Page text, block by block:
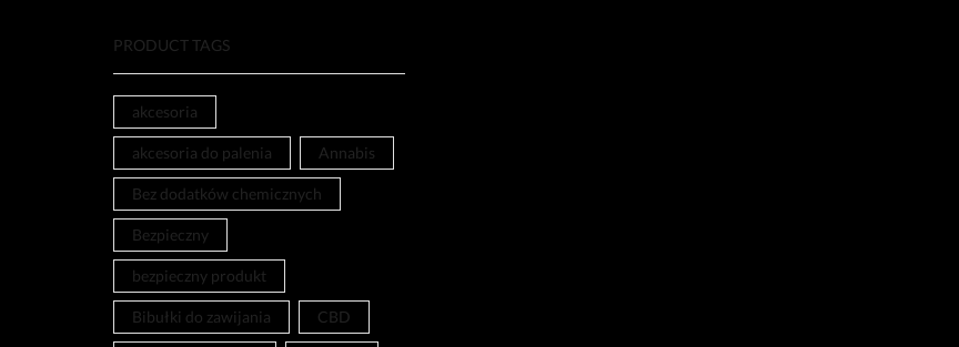
PRODUCT TAGS
akcesoria
akcesoria do palenia Annabis
Bez dodatków chemicznych
Bezpieczny
bezpieczny produkt
Bibułki do zawijania CBD